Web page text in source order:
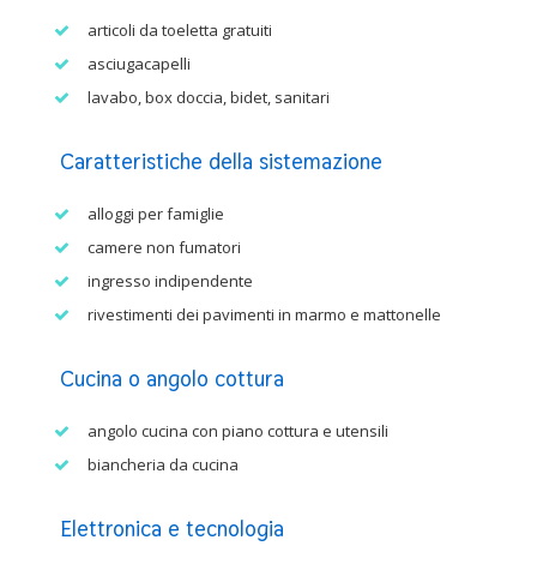
articoli da toeletta gratuiti
asciugacapelli
lavabo, box doccia, bidet, sanitari
Caratteristiche della sistemazione
alloggi per famiglie
camere non fumatori
ingresso indipendente
rivestimenti dei pavimenti in marmo e mattonelle
Cucina o angolo cottura
angolo cucina con piano cottura e utensili
biancheria da cucina
Elettronica e tecnologia